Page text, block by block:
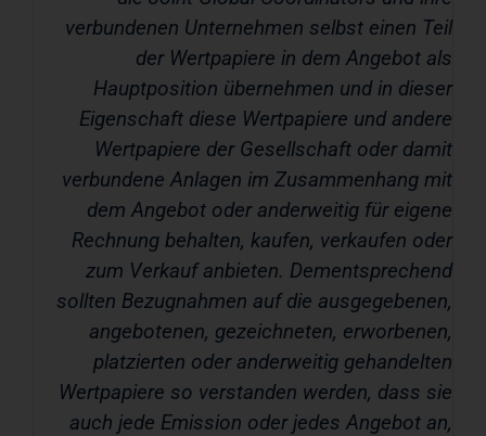
verbundenen Unternehmen selbst einen Teil
der Wertpapiere in dem Angebot als
Hauptposition übernehmen und in dieser
Eigenschaft diese Wertpapiere und andere
Wertpapiere der Gesellschaft oder damit
verbundene Anlagen im Zusammenhang mit
dem Angebot oder anderweitig für eigene
Rechnung behalten, kaufen, verkaufen oder
zum Verkauf anbieten. Dementsprechend
sollten Bezugnahmen auf die ausgegebenen,
angebotenen, gezeichneten, erworbenen,
platzierten oder anderweitig gehandelten
Wertpapiere so verstanden werden, dass sie
auch jede Emission oder jedes Angebot an,